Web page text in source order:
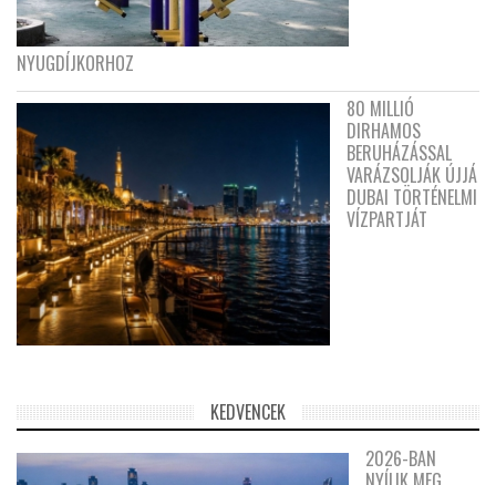
NYUGDÍJKORHOZ
80 MILLIÓ
DIRHAMOS
BERUHÁZÁSSAL
VARÁZSOLJÁK ÚJJÁ
DUBAI TÖRTÉNELMI
VÍZPARTJÁT
KEDVENCEK
2026-BAN